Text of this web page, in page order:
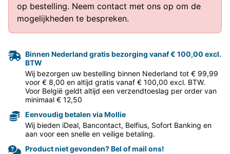
op bestelling. Neem contact met ons op om de
mogelijkheden te bespreken.
Binnen Nederland gratis bezorging vanaf € 100,00 excl.
BTW
Wij bezorgen uw bestelling binnen Nederland tot € 99,99
voor € 8,00 en altijd gratis vanaf € 100,00 excl. BTW.
Voor België geldt altijd een verzendtoeslag per order van
minimaal € 12,50
Eenvoudig betalen via Mollie
Wij bieden iDeal, Bancontact, Belfius, Sofort Banking en
aan voor een snelle en veilige betaling.
Product niet gevonden? Bel of mail ons!